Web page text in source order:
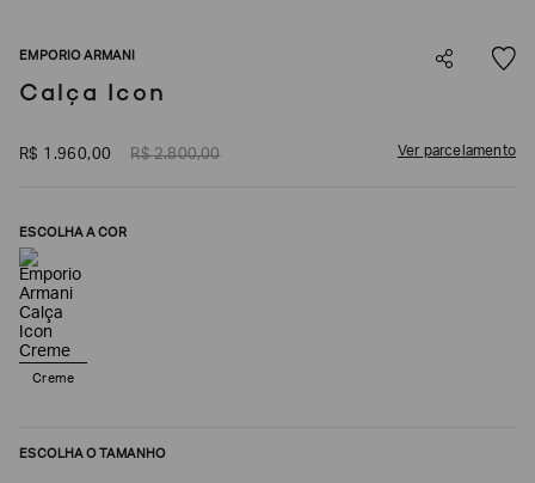
EMPORIO ARMANI
Calça Icon
R$ 1 .960,00 R$ 2.800,00 Ver parcelamento
ESCOLHA A COR
Creme
ESCOLHA O TAMANHO
NASCIMENTO*
Estou
interessado
nas
seguintes
e
Giorgio